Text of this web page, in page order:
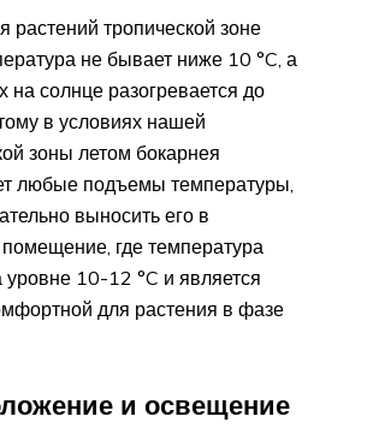
растений тропической зоне
не бывает ниже 10 °C, а
на солнце разогревается до
в условиях нашей
зоны летом бокарнея
любые подъемы температуры,
выносить его в
где температура
уровне 10-12 °C и является
для растения в фазе
и освещение